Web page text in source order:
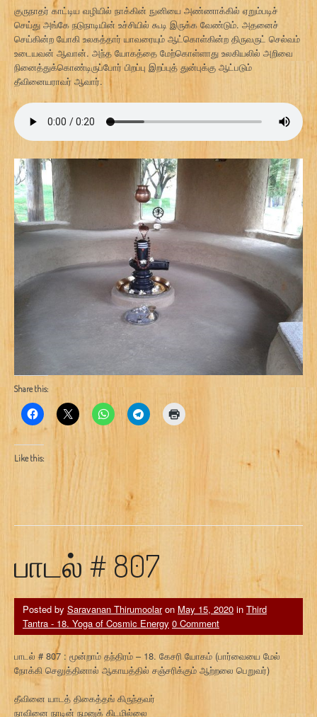
குருநாதர் காட்டிய வழியில் நாக்கின் நுனியை அண்ணாக்கில் ஏறும்படிச்
செய்து அங்கே நடுநாடியின் உச்சியில் கூடி இருக்க வேண்டும். அதனைச்
செய்கின்ற யோகி உலகத்தார் யாவரையும் ஆட்கொள்கின்ற திருவருட் செல்வம்
உடையவன் ஆவான். அந்த யோகத்தை மேற்கொள்ளாது உலகியலில் அறிவை
நினைத்துக்கொண்டிருப்போர் பிறப்பு இறப்புத் துன்புக்கு ஆட்படும்
தீவினையராவர் ஆவார்.
Share this:
Like this:
பாடல் # 807
Posted by Saravanan Thirumoolaron May 15, 2020 in Third
Tantra - 18. Yoga of Cosmic Energy 0 Comment
பாடல் # 807 : மூன்றாம் தந்திரம் – 18. கேசரி யோகம் (பார்வையை மேல்
நோக்கி செலுத்தினால் ஆகாயத்தில் சஞ்சரிக்கும் ஆற்றலை பெறுவர்)
தீவினை யாடத் திகைத்தங் கிருந்தவர்
நாவினை நாடின் நமனுக் கிடமில்லை